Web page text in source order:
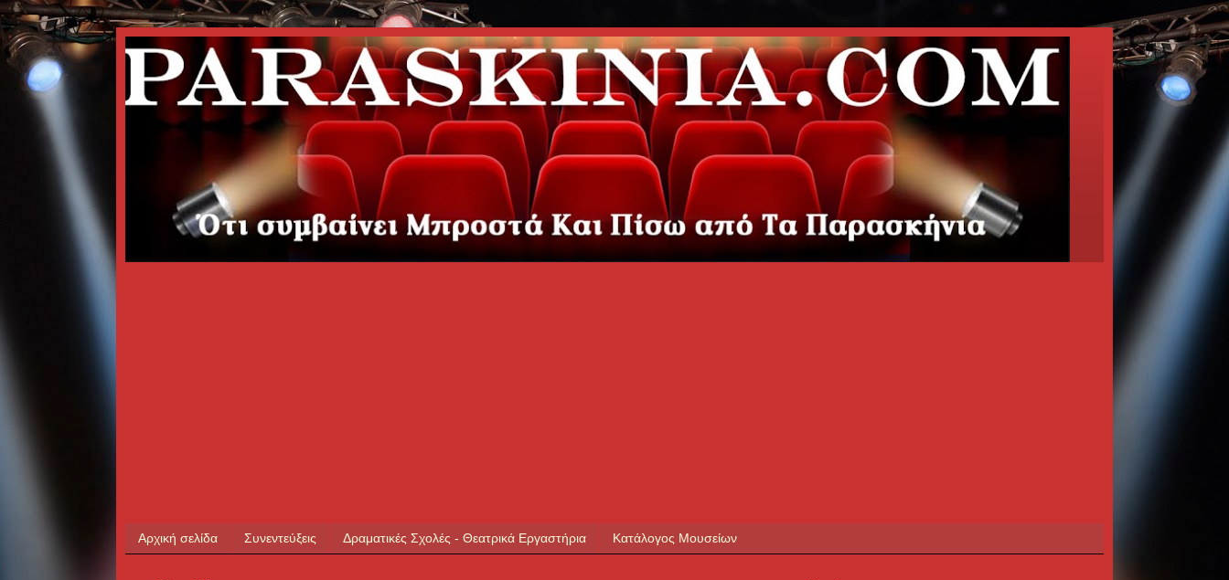
Αρχική σελίδα Συνεντεύξεις Δραματικές Σχολές - Θεατρικά Εργαστήρια Κατάλογος Μουσείων